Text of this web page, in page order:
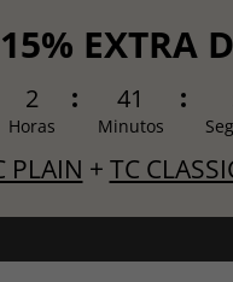
EXTRA
2
Horas
41
Minutos
PLAIN + TC